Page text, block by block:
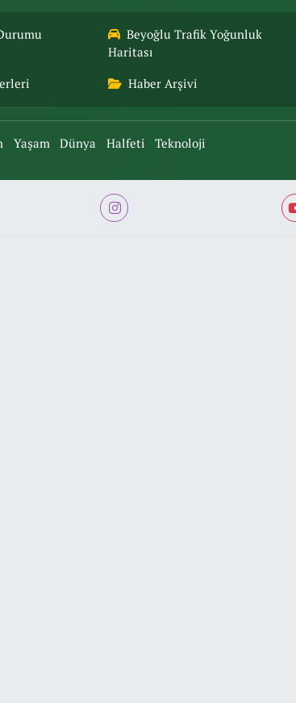
Beyoğlu Trafik Yoğunluk
Haritası
Haber Arşivi
Yaşam Dünya Halfeti Teknoloji